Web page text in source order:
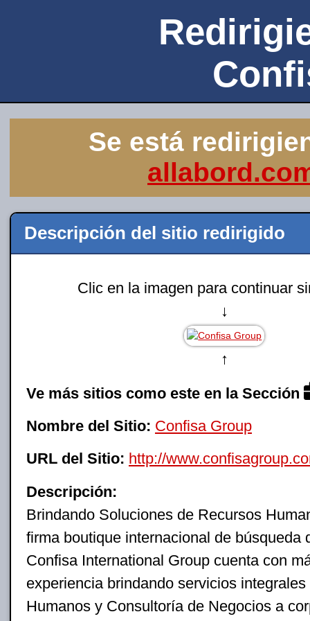
Se está
Descripción del sitio redirigido
Clic en la imagen para continuar
↓
↑
Ve más sitios como este en la Sección
Nombre del Sitio: Confisa Group
URL del Sitio: http://
Descripción:
Brindando Soluciones de Recursos
firma boutique internacional de búsqueda
Confisa International Group cuenta con
experiencia brindando servicios
Humanos y Consultoría de Negocios a